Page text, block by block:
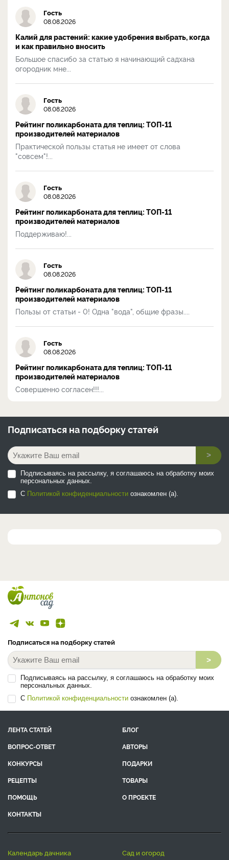
Гость
08.08.2026
Калий для растений: какие удобрения выбрать, когда
и как правильно вносить
Большое спасибо за статью я начинающий садхана
огородник мне...
Гость
08.08.2026
Рейтинг поликарбоната для теплиц: ТОП-11
производителей материалов
Практической пользы статья не имеет от слова
"совсем"!...
Гость
08.08.2026
Рейтинг поликарбоната для теплиц: ТОП-11
производителей материалов
Поддерживаю!...
Гость
08.08.2026
Рейтинг поликарбоната для теплиц: ТОП-11
производителей материалов
Пользы от статьи - 0! Одна "вода", общие фразы....
Гость
08.08.2026
Рейтинг поликарбоната для теплиц: ТОП-11
производителей материалов
Совершенно согласен!!!...
Подписаться на подборку статей
>
Подписываясь на рассылку, я соглашаюсь на обработку моих
персональных данных.
С Политикой конфиденциальности ознакомлен (а).
Подписаться на подборку статей
>
Подписываясь на рассылку, я соглашаюсь на обработку моих
персональных данных.
С Политикой конфиденциальности ознакомлен (а).
ЛЕНТА СТАТЕЙ
БЛОГ
ВОПРОС-ОТВЕТ
АВТОРЫ
КОНКУРСЫ
ПОДАРКИ
РЕЦЕПТЫ
ТОВАРЫ
ПОМОЩЬ
О ПРОЕКТЕ
КОНТАКТЫ
календарь дачника сад и огород